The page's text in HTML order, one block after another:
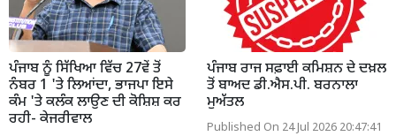
ਪੰਜਾਬ ਨੂੰ ਸਿੱਖਿਆ ਵਿੱਚ 27ਵੇਂ ਤੋਂ
ਨੰਬਰ 1 'ਤੇ ਲਿਆਂਦਾ, ਭਾਜਪਾ ਇਸੇ
ਕੰਮ 'ਤੇ ਕਲੰਕ ਲਾਉਣ ਦੀ ਕੋਸ਼ਿਸ਼ ਕਰ
ਰਹੀ- ਕੇਜਰੀਵਾਲ
ਪੰਜਾਬ ਰਾਜ ਸਫ਼ਾਈ ਕਮਿਸ਼ਨ ਦੇ ਦਖ਼ਲ
ਤੋਂ ਬਾਅਦ ਡੀ.ਐਸ.ਪੀ. ਬਰਨਾਲਾ
ਮੁਅੱਤਲ
Published On 24 Jul 2026 20:47:41